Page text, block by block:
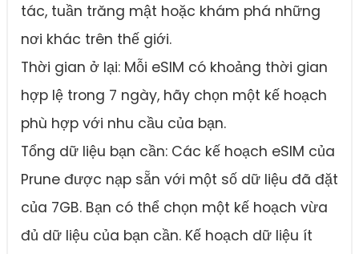
tác, tuần trăng mật hoặc khám phá những
nơi khác trên thế giới.
Thời gian ở lại: Mỗi eSIM có khoảng thời gian
hợp lệ trong 7 ngày, hãy chọn một kế hoạch
phù hợp với nhu cầu của bạn.
Tổng dữ liệu bạn cần: Các kế hoạch eSIM của
Prune được nạp sẵn với một số dữ liệu đã đặt
của 7GB. Bạn có thể chọn một kế hoạch vừa
đủ dữ liệu của bạn cần. Kế hoạch dữ liệu ít